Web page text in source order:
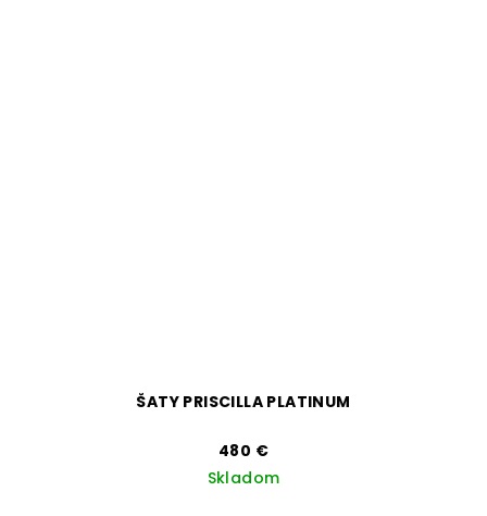
ŠATY PRISCILLA PLATINUM
480 €
Skladom